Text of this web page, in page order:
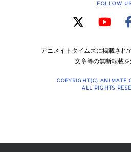
FOLLOW
アニメイトタイムズに掲載され
文章等の無断転載
COPYRIGHT(C) ANIMATE
ALL RIGHTS